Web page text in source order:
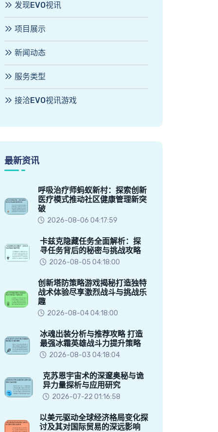
发现EVO视讯
项目展示
新闻动态
服务类型
接洽EVO视讯游戏
最新资讯
呼吸治疗师蚂蚁新村：探索创新
医疗模式推动社区健康管理新突
破
2026-08-06 04:17:59
卡兹克隐藏任务全面解析：探
寻任务背后的秘密与挑战攻略
2026-08-05 04:18:00
创新塔防策略游戏揭秘打造独特
战术体验尽享激烈战斗与挑战乐
趣
2026-08-04 04:18:00
冰魂出装分析与推荐攻略 打造
最强冰霜英雄战斗力提升策略
2026-08-03 04:18:04
克苏恩宇宙术的深邃奥秘与诡
异力量探析与应用研究
2026-07-22 01:16:58
以美元驱动全球经济格局变化探
讨及其对国际贸易的深远影响